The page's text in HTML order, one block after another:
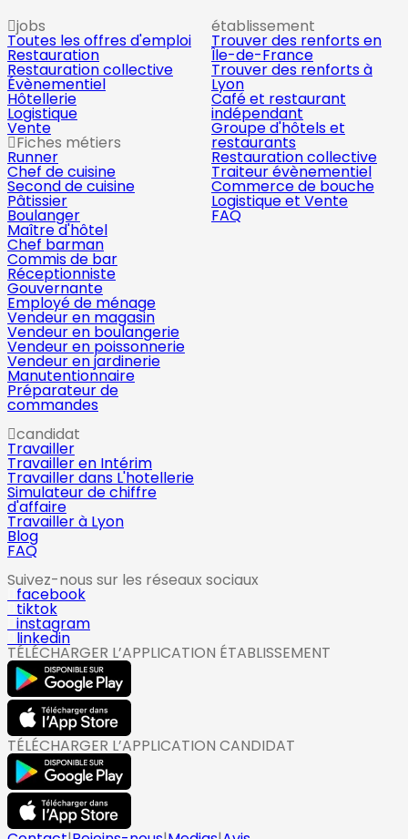
jobs
Toutes les offres d'emploi
Restauration
Restauration collective
Évènementiel
Hôtellerie
Logistique
Vente
Fiches métiers
Runner
Chef de cuisine
Second de cuisine
Pâtissier
Boulanger
Maître d'hôtel
Chef barman
Commis de bar
Réceptionniste
Gouvernante
Employé de ménage
Vendeur en magasin
Vendeur en boulangerie
Vendeur en poissonnerie
Vendeur en jardinerie
Manutentionnaire
Préparateur de
commandes
établissement
Trouver des renforts en
Île-de-France
Trouver des renforts à
Lyon
Café et restaurant
indépendant
Groupe d'hôtels et
restaurants
Restauration collective
Traiteur évènementiel
Commerce de bouche
Logistique et Vente
FAQ
candidat
Travailler
Travailler en Intérim
Travailler dans L'hotellerie
Simulateur de chiffre
d'affaire
Travailler à Lyon
Blog
FAQ
Suivez-nous sur les réseaux sociaux
facebook
tiktok
instagram
linkedin
TÉLÉCHARGER L’APPLICATION ÉTABLISSEMENT
TÉLÉCHARGER L’APPLICATION CANDIDAT